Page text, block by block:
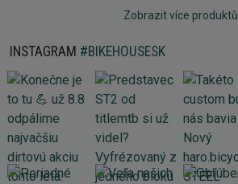
Zobrazit více produktů
INSTAGRAM #BIKEHOUSESK